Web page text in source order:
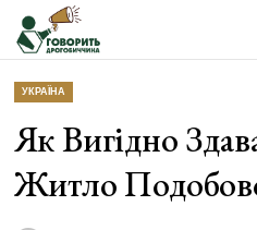
УКРАЇНА
Як Вигідно
Житло